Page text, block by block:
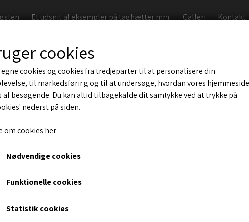
Et udsnit af eksempler på taghætter mm. Galleri Kontakt
Ordrenummer *
cookies
egne cookies og cookies fra tredjeparter til at personalisere din
til markedsføring og til at undersøge, hvordan vores hjemmeside
af besøgende. Du kan altid tilbagekalde dit samtykke ved at trykke på
nederst på siden.
om cookies her
Nødvendige cookies
Funktionelle cookies
Statistik cookies